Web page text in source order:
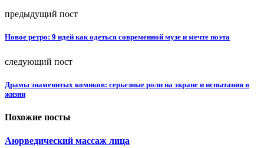
предыдущий пост
Новое ретро: 9 идей как одеться современной музе и мечте поэта
следующий пост
Драмы знаменитых комиков: серьезные роли на экране и испытания в
жизни
Похожие посты
Аюрведический массаж лица